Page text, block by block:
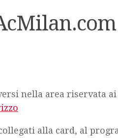
nella area riservata
alla card, al